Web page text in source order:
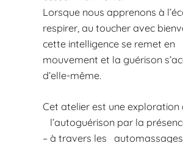
Lorsque nous apprenons à
respirer, au toucher avec
cette intelligence se remet en
mouvement et la guérison
d’elle-même.
Cet atelier est une exploration
l’autoguérison par la
– à travers les